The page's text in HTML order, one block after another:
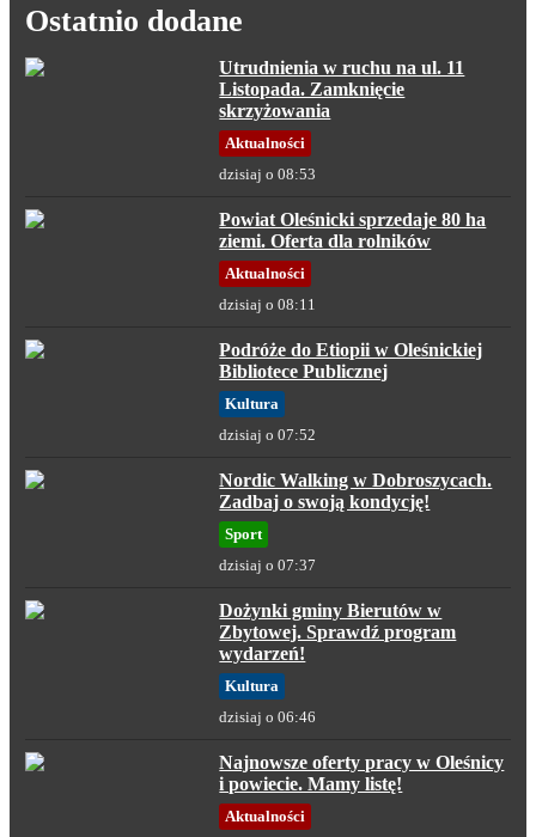
Ostatnio dodane
Utrudnienia w ruchu na ul. 11
Listopada. Zamknięcie
skrzyżowania
Aktualności
dzisiaj o 08:53
Powiat Oleśnicki sprzedaje 80 ha
ziemi. Oferta dla rolników
Aktualności
dzisiaj o 08:11
Podróże do Etiopii w Oleśnickiej
Bibliotece Publicznej
Kultura
dzisiaj o 07:52
Nordic Walking w Dobroszycach.
Zadbaj o swoją kondycję!
Sport
dzisiaj o 07:37
Dożynki gminy Bierutów w
Zbytowej. Sprawdź program
wydarzeń!
Kultura
dzisiaj o 06:46
Najnowsze oferty pracy w Oleśnicy
i powiecie. Mamy listę!
Aktualności